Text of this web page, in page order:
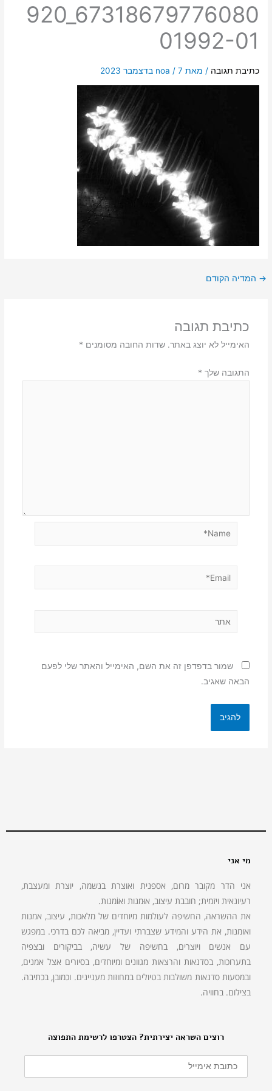
920_67318679776080
01992-01
כתיבת תגובה / מאת noa / 7 בדצמבר 2023
→ המדיה הקודם
כתיבת תגובה
האימייל לא יוצג באתר. שדות החובה מסומנים *
התגובה שלך *
Email*
שמור בדפדפן זה את השם, האימייל והאתר שלי לפעם
הבאה שאגיב.
רוצים השראה יצירתית? הצטרפו לרשימת התפוצה
מי אני
אני הדר מקובר מרום, אספנית ואוצרת בנשמה, יוצרת ומעצבת,
רעיונאית ויזמית; חובבת עיצוב, אוּמנות ואוֹמנות.
את ההשראה, החשיפה לעולמות מיוחדים של מלאכות, עיצוב, אמנות
ואומנות, את הידע והמידע שצברתי ועדיין, מביאה לכם בדרכי. במפגש
עם אנשים ויוצרים, בחשיפה של עשיה, בביקורים ובצפיה
בתערוכות, בסדנאות והרצאות מגוונים ומיוחדים, בסיורים אצל אמנים,
ובמסעות סדנאות משולבות בטיולים במחוזות מעניינים. וכמובן, בכתיבה.
בצילום. בחוויה.